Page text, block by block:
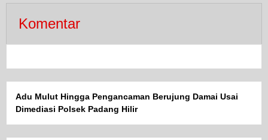
Komentar
Adu Mulut Hingga Pengancaman Berujung Damai Usai
Dimediasi Polsek Padang Hilir